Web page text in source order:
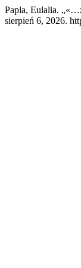
Papla, Eulalia.
sierpień 6, 2026.